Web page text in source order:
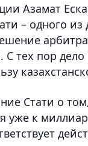
Азамат
– одного
тех пор
Стати о
уже к